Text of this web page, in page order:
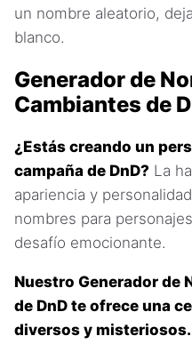
un nombre aleatorio,
blanco.
Generador de
Cambiantes de
¿Estás creando un
campaña de DnD? La
apariencia y
nombres para
desafío emocionante.
Nuestro Generador de
de DnD te ofrece una
diversos y misteriosos.